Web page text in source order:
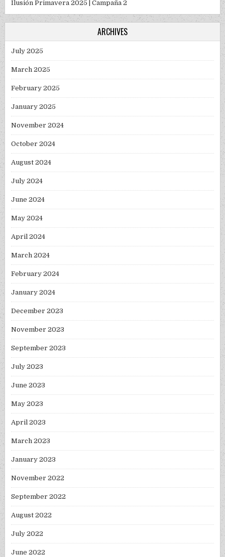
Ilusión Primavera 2025 | Campaña 2
ARCHIVES
July 2025
March 2025
February 2025
January 2025
November 2024
October 2024
August 2024
July 2024
June 2024
May 2024
April 2024
March 2024
February 2024
January 2024
December 2023
November 2023
September 2023
July 2023
June 2023
May 2023
April 2023
March 2023
January 2023
November 2022
September 2022
August 2022
July 2022
June 2022